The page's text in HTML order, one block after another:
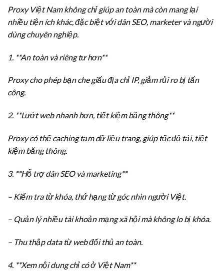
Proxy Việt Nam không chỉ giúp an toàn mà còn mang lại
nhiều tiện ích khác, đặc biệt với dân SEO, marketer và người
dùng chuyên nghiệp.
1. **An toàn và riêng tư hơn**
Proxy cho phép bạn che giấu địa chỉ IP, giảm rủi ro bị tấn
công.
2. **Lướt web nhanh hơn, tiết kiệm băng thông**
Proxy có thể caching tạm dữ liệu trang, giúp tốc độ tải, tiết
kiệm băng thông.
3. **Hỗ trợ dân SEO và marketing**
– Kiểm tra từ khóa, thứ hạng từ góc nhìn người Việt.
– Quản lý nhiều tài khoản mạng xã hội mà không lo bị khóa.
– Thu thập data từ web đối thủ an toàn.
4. **Xem nội dung chỉ có ở Việt Nam**